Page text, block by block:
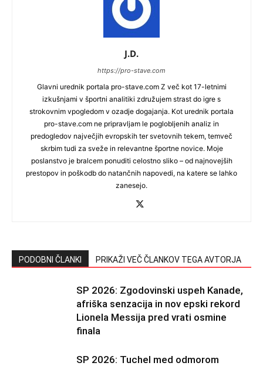
J.D.
https://pro-stave.com
Glavni urednik portala pro-stave.com Z več kot 17-letnimi
izkušnjami v športni analitiki združujem strast do igre s
strokovnim vpogledom v ozadje dogajanja. Kot urednik portala
pro-stave.com ne pripravljam le poglobljenih analiz in
predogledov največjih evropskih ter svetovnih tekem, temveč
skrbim tudi za sveže in relevantne športne novice. Moje
poslanstvo je bralcem ponuditi celostno sliko – od najnovejših
prestopov in poškodb do natančnih napovedi, na katere se lahko
zanesejo.
PODOBNI ČLANKI PRIKAŽI VEČ ČLANKOV TEGA AVTORJA
SP 2026: Zgodovinski uspeh Kanade,
afriška senzacija in nov epski rekord
Lionela Messija pred vrati osmine
finala
SP 2026: Tuchel med odmorom